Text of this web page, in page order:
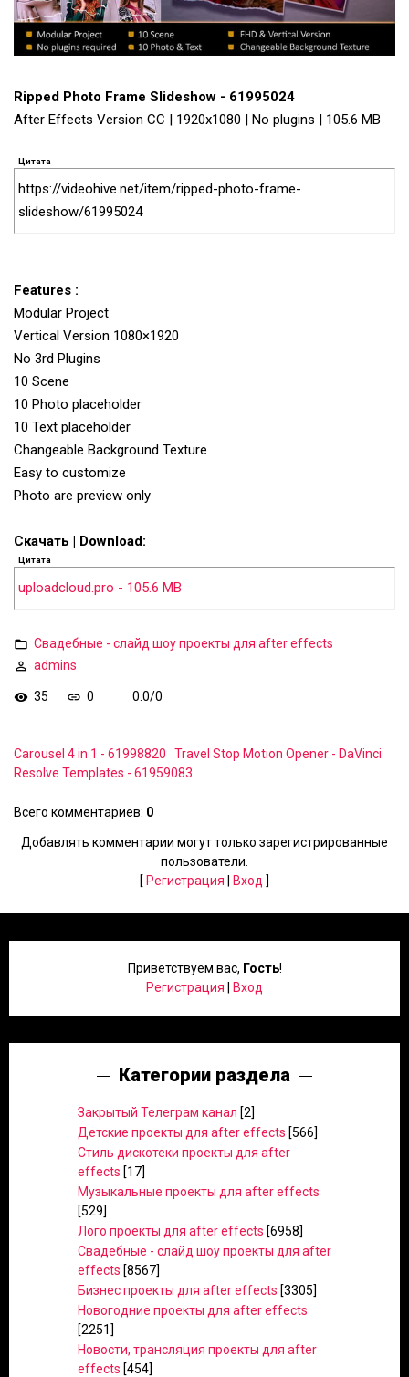
Ripped Photo Frame Slideshow - 61995024
After Effects Version CC | 1920x1080 | No plugins | 105.6 MB
Цитата
https://videohive.net/item/ripped-photo-frame-
slideshow/61995024
Features :
Modular Project
Vertical Version 1080×1920
No 3rd Plugins
10 Scene
10 Photo placeholder
10 Text placeholder
Changeable Background Texture
Easy to customize
Photo are preview only
Скачать | Download:
Цитата
uploadcloud.pro - 105.6 MB
Свадебные - слайд шоу проекты для after effects
admins
35 0 0.0/0
Carousel 4 in 1 - 61998820
Travel Stop Motion Opener - DaVinci
Resolve Templates - 61959083
Всего комментариев: 0
Добавлять комментарии могут только зарегистрированные
пользователи.
[ Регистрация Вход ]
Приветствуем вас, Гость!
Регистрация
Вход
Категории раздела
Закрытый Телеграм канал [2]
Детские проекты для after effects [566]
Стиль дискотеки проекты для after
effects [17]
Музыкальные проекты для after effects
[529]
Лого проекты для after effects [6958]
Свадебные - слайд шоу проекты для after
effects [8567]
Бизнес проекты для after effects [3305]
Новогодние проекты для after effects
[2251]
Новости, трансляция проекты для after
effects [454]